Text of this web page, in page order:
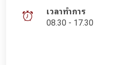
เวลาทำการ
08.30 - 17.30